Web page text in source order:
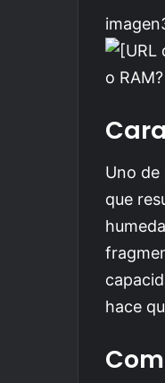
Uno de
que
hace